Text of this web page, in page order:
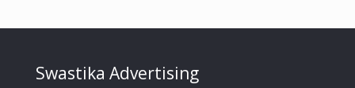
Swastika Advertising